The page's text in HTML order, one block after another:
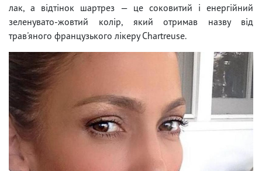
лак, а відтінок шартрез — це соковитий і енергійний
зеленувато-жовтий колір, який отримав назву від
трав'яного французького лікеру Chartreuse.